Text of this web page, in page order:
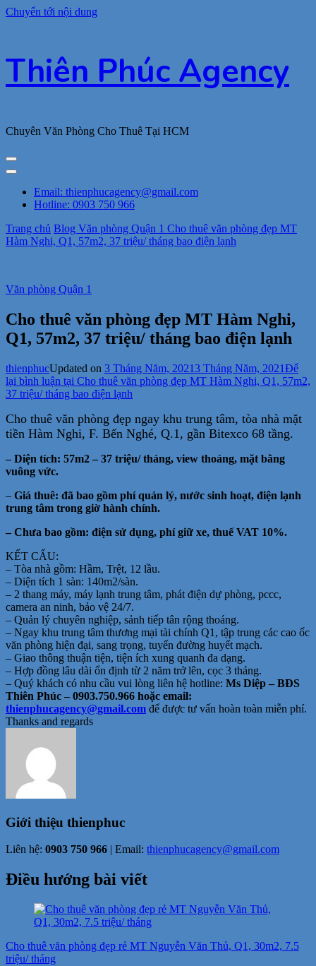
Chuyển tới nội dung
Thiên Phúc Agency
Chuyên Văn Phòng Cho Thuê Tại HCM
Email: thienphucagency@gmail.com
Hotline: 0903 750 966
Trang chủ Blog Văn phòng Quận 1 Cho thuê văn phòng đẹp MT
Hàm Nghi, Q1, 57m2, 37 triệu/ tháng bao điện lạnh
Văn phòng Quận 1
Cho thuê văn phòng đẹp MT Hàm Nghi,
Q1, 57m2, 37 triệu/ tháng bao điện lạnh
thienphucUpdated on 3 Tháng Năm, 20213 Tháng Năm, 2021Để
lại bình luận tại Cho thuê văn phòng đẹp MT Hàm Nghi, Q1, 57m2,
37 triệu/ tháng bao điện lạnh
Cho thuê văn phòng đẹp ngay khu trung tâm, tòa nhà mặt
tiền Hàm Nghi, F. Bến Nghé, Q.1, gần Bitexco 68 tầng.
– Diện tích: 57m2 – 37 triệu/ tháng, view thoáng, mặt bằng
vuông vức.
– Giá thuê: đã bao gồm phí quản lý, nước sinh hoạt, điện lạnh
trung tâm trong giờ hành chính.
– Chưa bao gồm: điện sử dụng, phí giữ xe, thuế VAT 10%.
KẾT CẤU:
– Tòa nhà gồm: Hầm, Trệt, 12 lầu.
– Diện tích 1 sàn: 140m2/sàn.
– 2 thang máy, máy lạnh trung tâm, phát điện dự phòng, pccc,
camera an ninh, bảo vệ 24/7.
– Quản lý chuyên nghiệp, sảnh tiếp tân rộng thoáng.
– Ngay khu trung tâm thương mại tài chính Q1, tập trung các cao ốc
văn phòng hiện đại, sang trọng, tuyến đường huyết mạch.
– Giao thông thuận tiện, tiện ích xung quanh đa dạng.
– Hợp đồng lâu dài ổn định từ 2 năm trở lên, cọc 3 tháng.
– Quý khách có nhu cầu vui lòng liên hệ hotline: Ms Diệp – BĐS
Thiên Phúc – 0903.750.966 hoặc email:
thienphucagency@gmail.com để được tư vấn hoàn toàn miễn phí.
Thanks and regards
Giới thiệu thienphuc
Liên hệ: 0903 750 966 | Email: thienphucagency@gmail.com
Điều hướng bài viết
Cho thuê văn phòng đẹp rẻ MT Nguyễn Văn Thủ, Q1, 30m2, 7.5
triệu/ tháng